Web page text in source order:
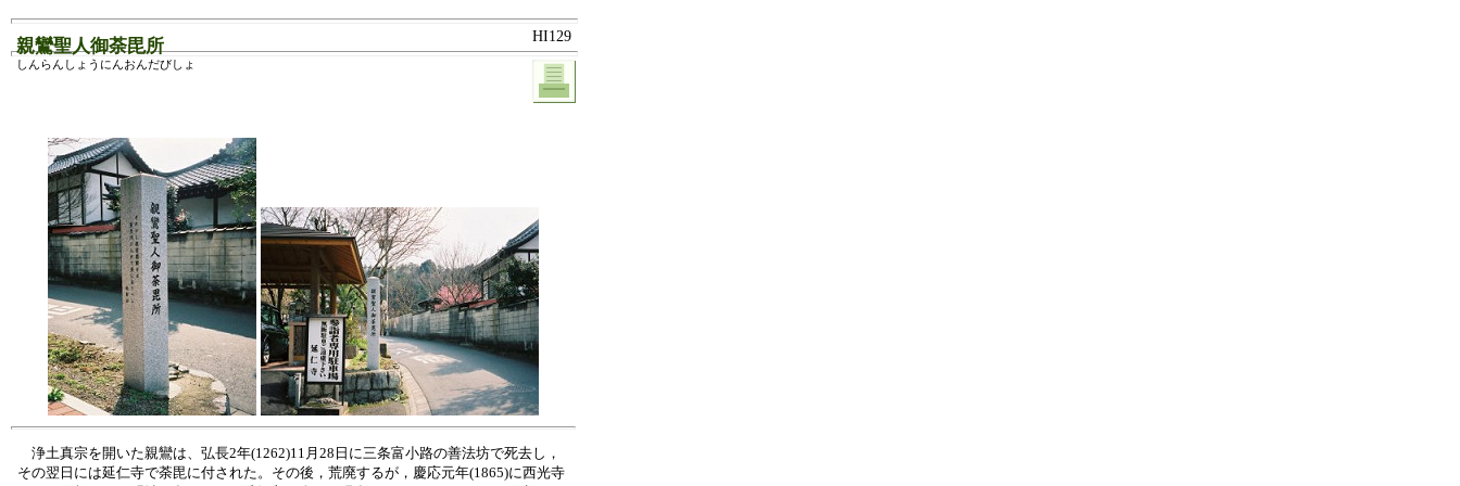
親鸞聖人御荼毘所 HI129
しんらんしょうにんおんだびしょ
浄土真宗を開いた親鸞は、弘長2年(1262)11月28日に三条富小路の善法坊で死去し，
その翌日には延仁寺で荼毘に付された。その後，荒廃するが，慶応元年(1865)に西光寺